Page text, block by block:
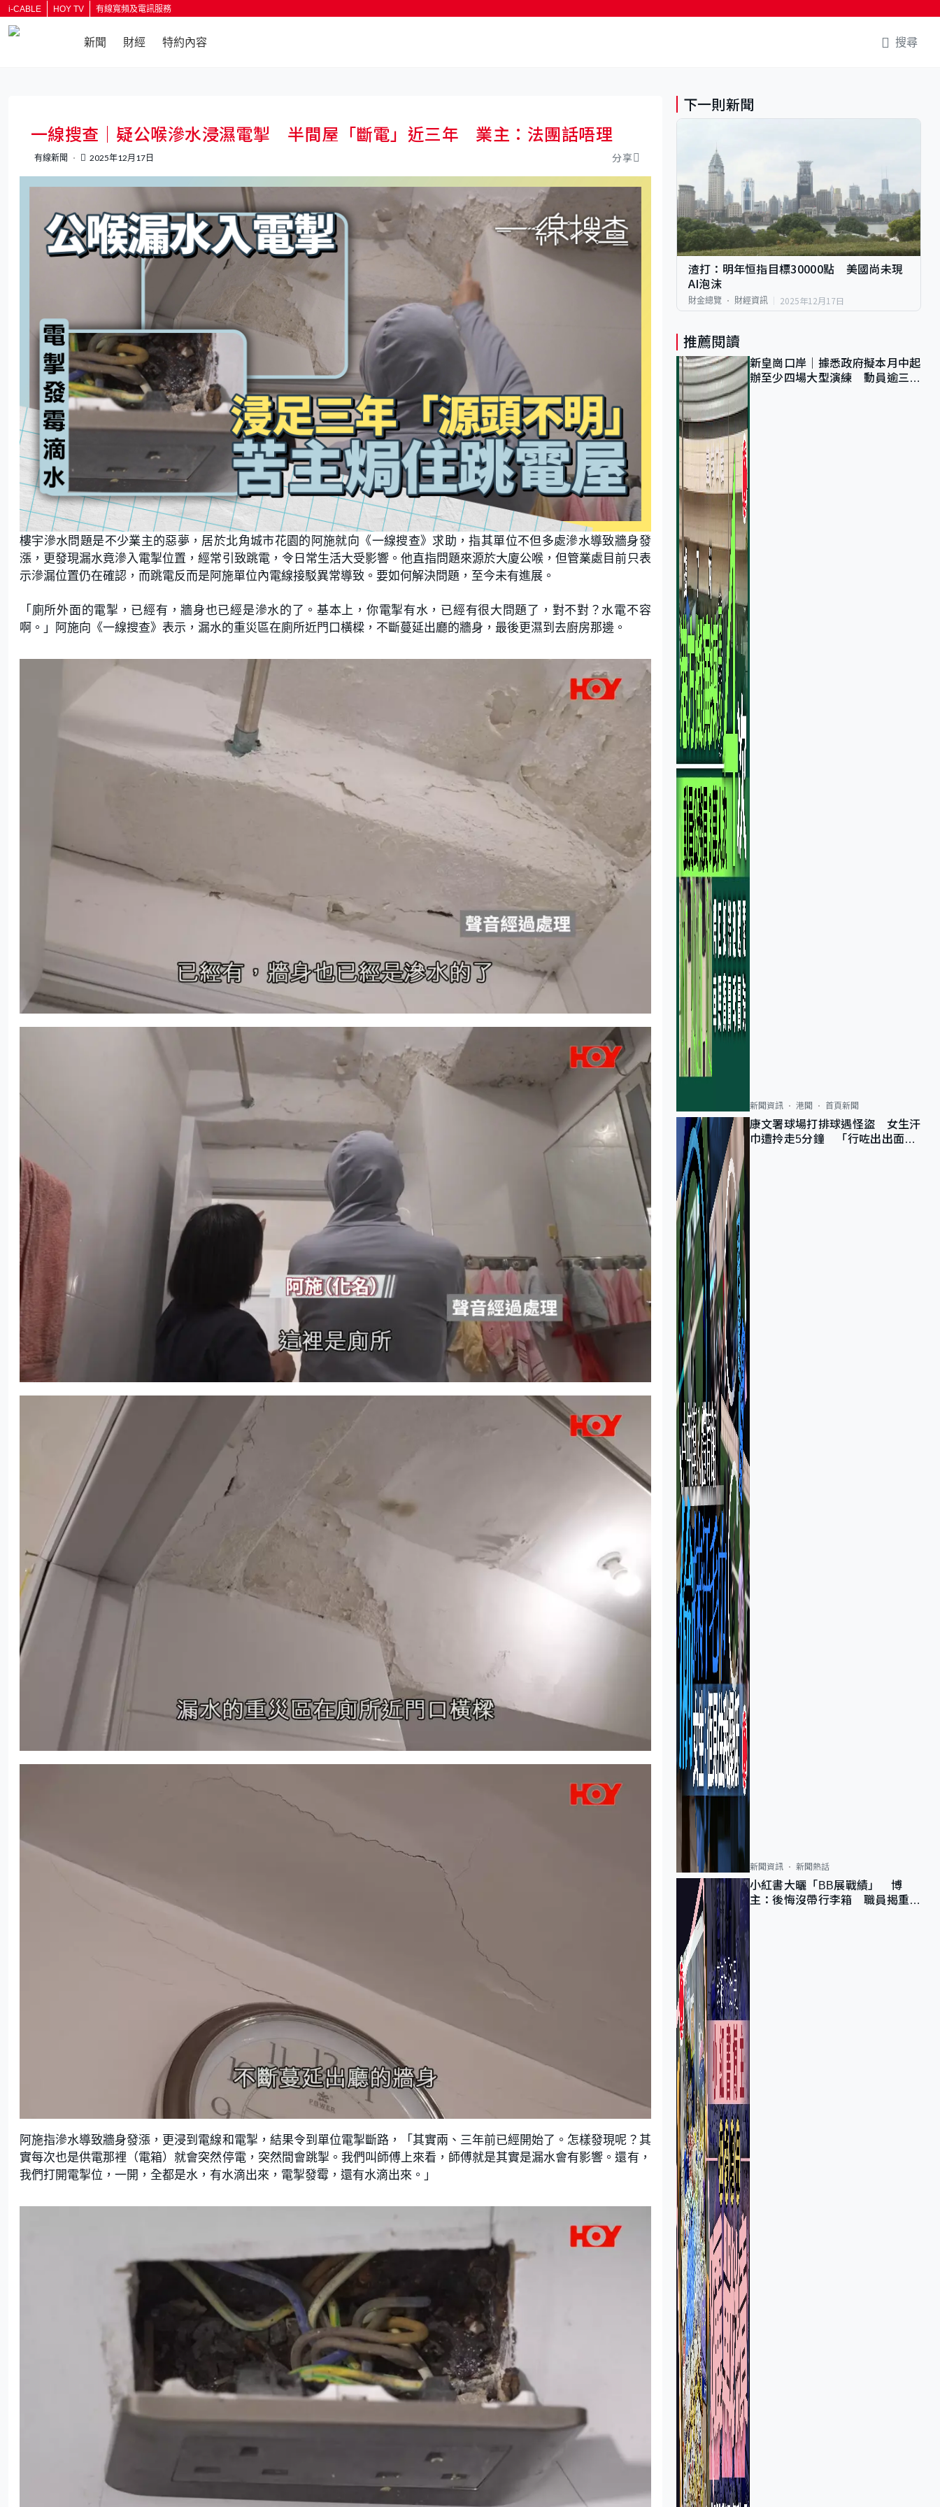
i-CABLE HOY TV 有線寬頻及電訊服務
新聞 財經 特約內容 搜尋
一線搜查｜疑公喉滲水浸濕電掣 半間屋「斷電」近三年 業主：法團話唔理
有線新聞 2025年12月17日 分享
樓宇滲水問題是不少業主的惡夢，居於北角城市花園的阿施就向《一線搜查》求助，指其單位不但多處滲水導致牆身發
漲，更發現漏水竟滲入電掣位置，經常引致跳電，令日常生活大受影響。他直指問題來源於大廈公喉，但管業處目前只表
示滲漏位置仍在確認，而跳電反而是阿施單位內電線接駁異常導致。要如何解決問題，至今未有進展。
「廁所外面的電掣，已經有，牆身也已經是滲水的了。基本上，你電掣有水，已經有很大問題了，對不對？水電不容
啊。」阿施向《一線搜查》表示，漏水的重災區在廁所近門口橫樑，不斷蔓延出廳的牆身，最後更濕到去廚房那邊。
阿施指滲水導致牆身發漲，更浸到電線和電掣，結果令到單位電掣斷路，「其實兩、三年前已經開始了。怎樣發現呢？其
實每次也是供電那裡（電箱）就會突然停電，突然間會跳掣。我們叫師傅上來看，師傅就是其實是漏水會有影響。還有，
我們打開電掣位，一開，全都是水，有水滴出來，電掣發霉，還有水滴出來。」
下一則新聞
渣打：明年恒指目標30000點 美國尚未現
AI泡沫
財金總覽 財經資訊 2025年12月17日
推薦閱讀
新皇崗口岸｜據悉政府擬本月中起
辦至少四場大型演練 動員逾三萬
新聞資訊 港聞 首頁新聞
康文署球場打排球遇怪盜 女生汗
巾遭拎走5分鐘 「行咗出出面唔
新聞資訊 新聞熱話
小紅書大曬「BB展戰績」 博
主：後悔沒帶行李箱 職員揭重複